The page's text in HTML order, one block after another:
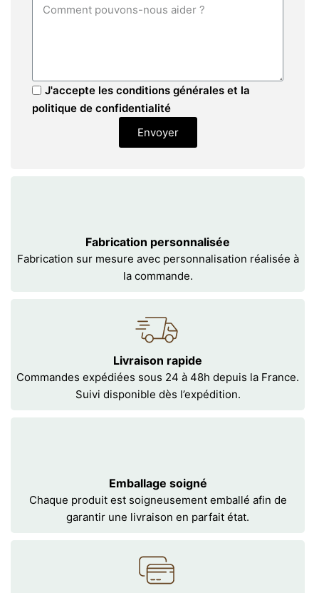
J'accepte les conditions générales et la
politique de confidentialité
Envoyer
Fabrication personnalisée
Fabrication sur mesure avec personnalisation réalisée à
la commande.
Livraison rapide
Commandes expédiées sous 24 à 48h depuis la France.
Suivi disponible dès l’expédition.
Emballage soigné
Chaque produit est soigneusement emballé afin de
garantir une livraison en parfait état.